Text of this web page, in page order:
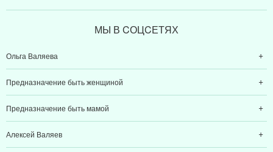
МЫ В CОЦCЕТЯХ
Предназначение быть женщиной
Предназначение быть мамой
Алексей Валяев
Предназначение быть папой